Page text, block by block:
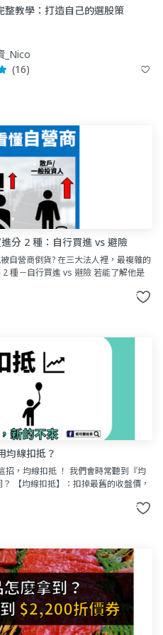
整教學：打造自己的選股策
_Nico
(16)
分 2 種：自行買進 vs 避險
自營商倒貨? 在三大法人裡，最複雜的
種－自行買進 vs 避險 若能了解他是
股票進出！
均線扣抵？
招，均線扣抵 ！ 我們會時常聽到『均
【均線扣抵】：扣掉最舊的收盤價，
線的方向 代表意思是：今日的價格與x